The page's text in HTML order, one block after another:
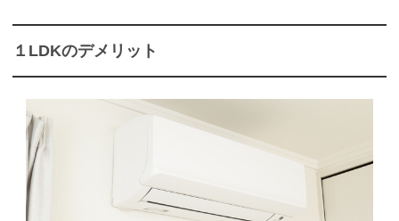
１LDKのデメリット